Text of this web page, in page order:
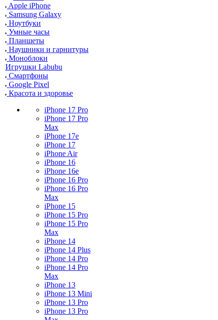
Apple iPhone
Samsung Galaxy
Ноутбуки
Умные часы
Планшеты
Наушники и гарнитуры
Моноблоки
Игрушки Labubu
Смартфоны
Google Pixel
Красота и здоровье
iPhone 17 Pro
iPhone 17 Pro
Max
iPhone 17e
iPhone 17
iPhone Air
iPhone 16
iPhone 16e
iPhone 16 Pro
iPhone 16 Pro
Max
iPhone 15
iPhone 15 Pro
iPhone 15 Pro
Max
iPhone 14
iPhone 14 Plus
iPhone 14 Pro
iPhone 14 Pro
Max
iPhone 13
iPhone 13 Mini
iPhone 13 Pro
iPhone 13 Pro